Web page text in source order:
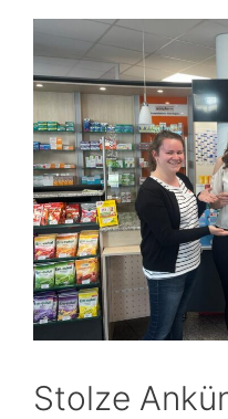
Stolze